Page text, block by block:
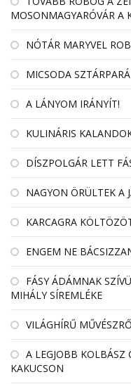
MOSONMAGYARÓVÁR A
NÓTÁR MARYVEL
MICSODA
A LÁNYOM IRÁNYÍT!
KULINÁRIS
DÍSZPOLGÁR LETT
NAGYON ÖRÜLTEK A
KARCAGRA
ENGEM NE
FÁSY ÁDÁMNAK
MIHÁLY SÍREMLÉKE
VILÁGHÍRŰ
A LEGJOBB KOLBÁSZ
KAKUCSON